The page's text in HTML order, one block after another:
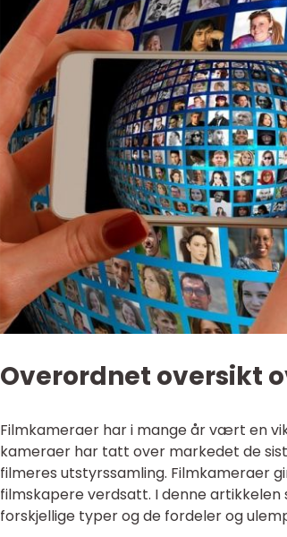
Overordnet oversikt
Filmkameraer har i mange år vært en
kameraer har tatt over markedet de
filmeres utstyrssamling. Filmkameraer
filmskapere verdsatt. I denne
forskjellige typer og de fordeler og